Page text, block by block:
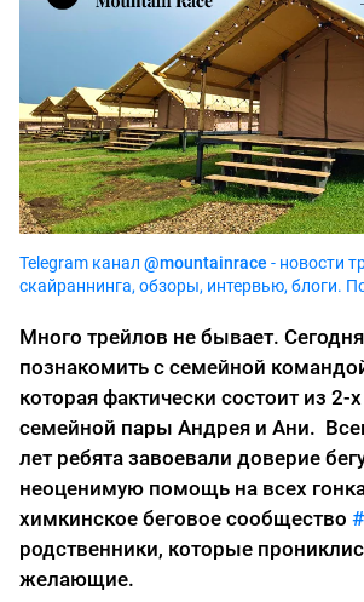
Telegram канал @mountainrace - новости
скайраннинга, обзоры, интервью, блоги.
Много трейлов не бывает.
познакомить с семейной
которая фактически состоит из 2-
семейной пары Андрея и Ани.
лет ребята завоевали доверие
неоценимую помощь на всех
химкинское беговое сообщество
родственники, которые
желающие.